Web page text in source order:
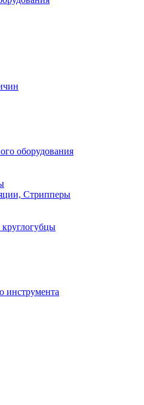
оборудования
Стрипперы
инструмента